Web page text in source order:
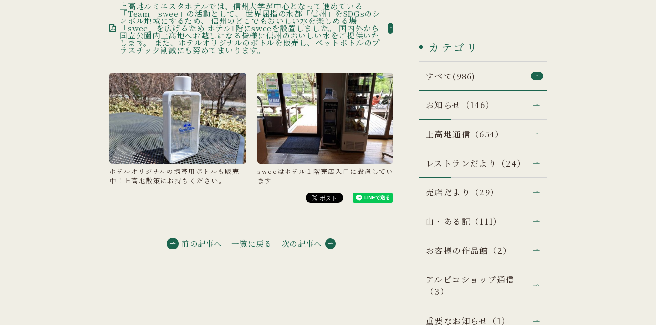
上高地ルミエスタホテルでは、信州大学が中心となって進めている
「Team swee」の活動として、 世界屈指の水都「信州」をSDGsのシ
ンボル地域にするため、 信州のどこでもおいしい水を楽しめる場
「swee」を広げるため ホテル1階にsweeを設置しました。 国内外から
国立公園内上高地へお越しになる皆様に信州のおいしい水をご提供いた
します。 また、ホテルオリジナルのボトルを販売し、ペットボトルのプ
ラスチック削減にも努めてまいります。
ホテルオリジナルの携帯用ボトルも販売
中！上高地散策にお持ちください。
sweeはホテル１階売店入口に設置してい
ます
前の記事へ 一覧に戻る 次の記事へ
カテゴリ
すべて(986)
お知らせ（146）
上高地通信（654）
レストランだより（24）
売店だより（29）
山・ある記（111）
お客様の作品館（2）
アルピコショップ通信
（3）
重要なお知らせ（1）